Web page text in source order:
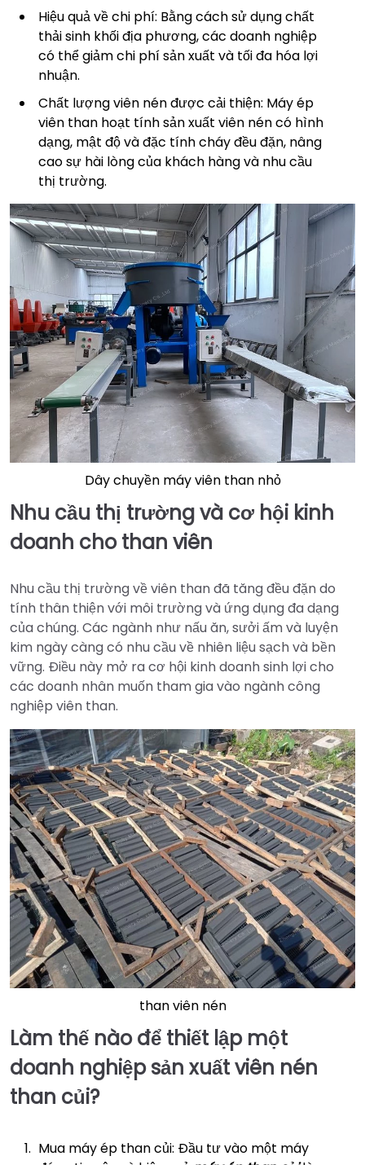
Hiệu quả về chi phí: Bằng cách sử dụng chất
thải sinh khối địa phương, các doanh nghiệp
có thể giảm chi phí sản xuất và tối đa hóa lợi
nhuận.
Chất lượng viên nén được cải thiện: Máy ép
viên than hoạt tính sản xuất viên nén có hình
dạng, mật độ và đặc tính cháy đều đặn, nâng
cao sự hài lòng của khách hàng và nhu cầu
thị trường.
Dây chuyền máy viên than nhỏ
Nhu cầu thị trường và cơ hội kinh
doanh cho than viên
Nhu cầu thị trường về viên than đã tăng đều đặn do
tính thân thiện với môi trường và ứng dụng đa dạng
của chúng. Các ngành như nấu ăn, sưởi ấm và luyện
kim ngày càng có nhu cầu về nhiên liệu sạch và bền
vững. Điều này mở ra cơ hội kinh doanh sinh lợi cho
các doanh nhân muốn tham gia vào ngành công
nghiệp viên than.
than viên nén
Làm thế nào để thiết lập một
doanh nghiệp sản xuất viên nén
than củi?
Mua máy ép than củi: Đầu tư vào một máy